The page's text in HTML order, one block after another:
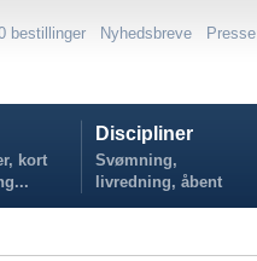
bestillinger Nyhedsbreve Presse
kort
Discipliner
Svømning,
livredning, åbent
vand...